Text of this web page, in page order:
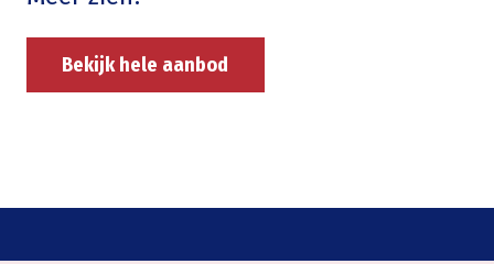
Bekijk hele aanbod